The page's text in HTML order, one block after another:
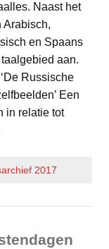
Naast het
Arabisch,
en Spaans
aan.
Russische
Een
in relatie tot
2017